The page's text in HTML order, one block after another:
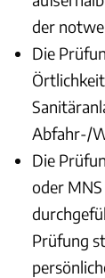
der
Die
Abfahr-/
Die
oder
Prüfung